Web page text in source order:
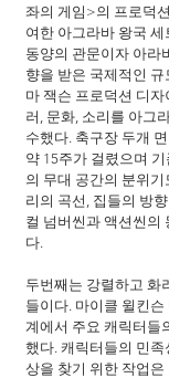
좌의 게임>의 프로덕
여한 아그라바 왕국
동양의 관문이자 아라
향을 받은 국제적인
마 잭슨 프로덕션 디
러, 문화, 소리를 아그
수했다. 축구장 두개
약 15주가 걸렸으며
의 무대 공간의 분위
리의 곡선, 집들의 방
컬 넘버씬과 액션씬의
다.
두번째는 강렬하고 화
들이다. 마이클 윌킨
계에서 주요 캐릭터들
했다. 캐릭터들의 민족
상을 찾기 위한 작업